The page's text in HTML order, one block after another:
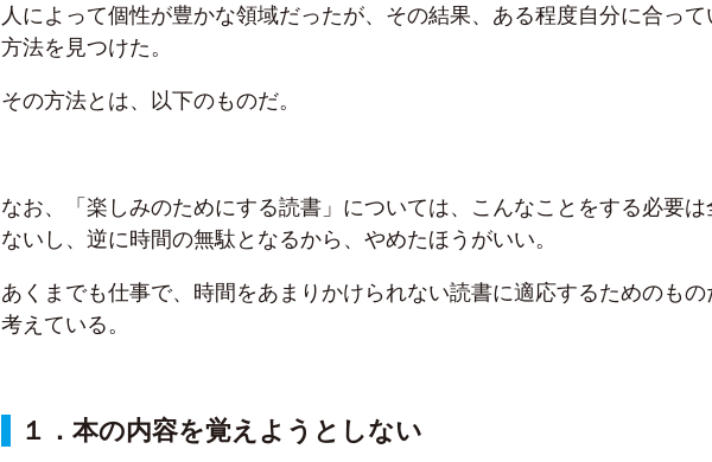
人によって個性が豊かな領域だったが、その結果、ある程度自分に合って
方法を見つけた。
その方法とは、以下のものだ。
なお、「楽しみのためにする読書」については、こんなことをする必要は
ないし、逆に時間の無駄となるから、やめたほうがいい。
あくまでも仕事で、時間をあまりかけられない読書に適応するためのもの
考えている。
１．本の内容を覚えようとしない